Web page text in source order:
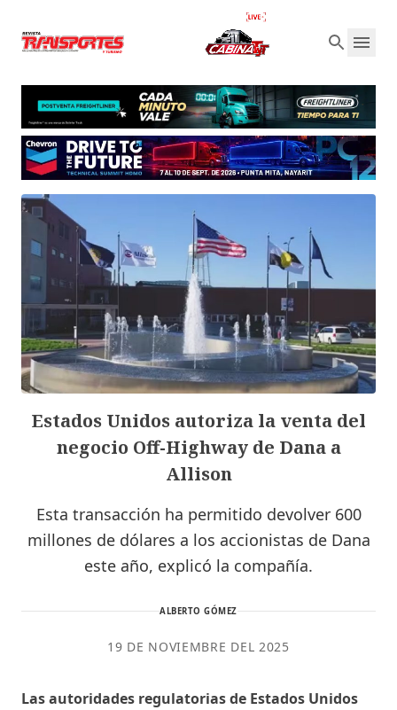
Estados Unidos autoriza la venta del
negocio Off-Highway de Dana a
Allison
Esta transacción ha permitido devolver 600
millones de dólares a los accionistas de Dana
este año, explicó la compañía.
ALBERTO GÓMEZ
19 DE NOVIEMBRE DEL 2025
Las autoridades regulatorias de Estados Unidos